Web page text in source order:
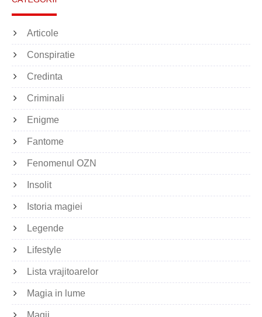
Articole
Conspiratie
Credinta
Criminali
Enigme
Fantome
Fenomenul OZN
Insolit
Istoria magiei
Legende
Lifestyle
Lista vrajitoarelor
Magia in lume